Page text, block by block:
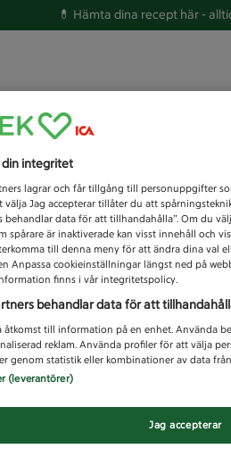
💊 Hämta dina recept här -
efter idag?
din integritet
lagrar och får tillgång till personuppgifter
välja Jag accepterar tillåter du att
behandlar data för att tillhandahålla”. Om du
spårare är inaktiverade kan visst innehåll och
till denna meny för att ändra dina val
Anpassa cookieinställningar längst ned på
finns i vår integritetspolicy.
behandlar data för att
åtkomst till information på en enhet. Använda
reklam. Använda profiler för att välja
genom statistik eller kombinationer av data
(leverantörer)
Jag accepterar